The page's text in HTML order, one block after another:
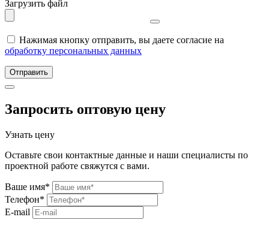
Загрузить файл
Нажимая кнопку отправить, вы даете согласие на
обработку персональных данных
Отправить
Запросить оптовую цену
Узнать цену
Оставьте свои контактные данные и наши специалисты по
проектной работе свяжутся с вами.
Ваше имя*
Телефон*
E-mail